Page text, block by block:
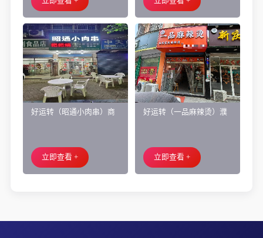
好运转（昭通小肉串）商
外摆、 房租2.2万/年
立即查看 +
好运转（一品麻辣烫）濮
小吃店转让
立即查看 +